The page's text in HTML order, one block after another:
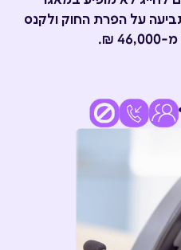
על הפרת החוק ולקנס
₪.